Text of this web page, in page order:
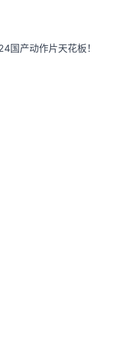
国产动作片天花板！